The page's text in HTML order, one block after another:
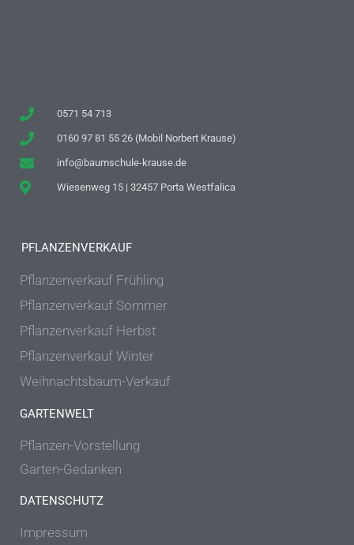
0571 54 713
0160 97 81 55 26 (Mobil Norbert Krause)
info@baumschule-krause.de
Wiesenweg 15 | 32457 Porta Westfalica
PFLANZENVERKAUF
Pflanzenverkauf Frühling
Pflanzenverkauf Sommer
Pflanzenverkauf Herbst
Pflanzenverkauf Winter
Weihnachtsbaum-Verkauf
GARTENWELT
Pflanzen-Vorstellung
Garten-Gedanken
DATENSCHUTZ
Impressum